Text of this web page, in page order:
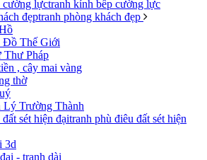
tranh kính bếp cường lực
tranh phòng khách đẹp
Đồ Thế Giới
Thư Pháp
, cây mai vàng
thờ
Lý Trường Thành
tranh phù điêu đất sét hiện
3d
- tranh dài